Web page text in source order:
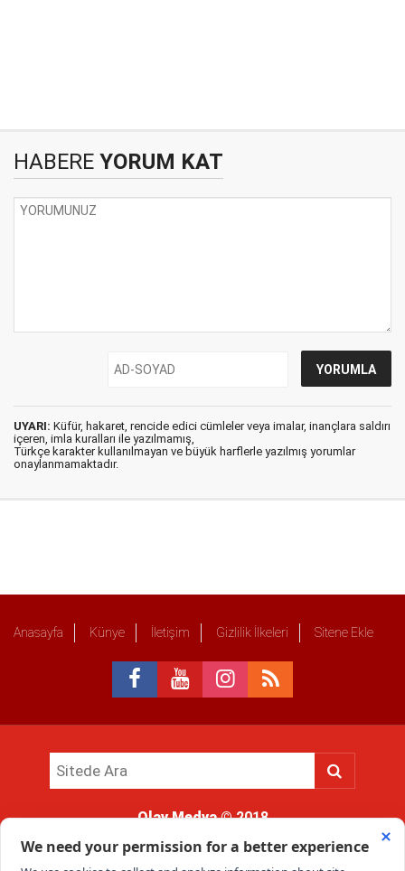
HABERE YORUM KAT
UYARI: Küfür, hakaret, rencide edici cümleler veya imalar, inançlara saldırı
içeren, imla kuralları ile yazılmamış,
Türkçe karakter kullanılmayan ve büyük harflerle yazılmış yorumlar
onaylanmamaktadır.
Anasayfa Künye İletişim Gizlilik İlkeleri Sitene Ekle
Olay Medya© 2018
kullanımı hukuki yaptırıma tabidir.